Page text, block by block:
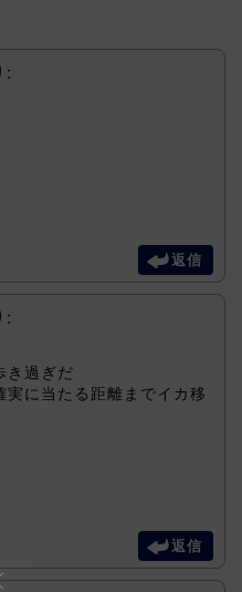
:
返信
:
き過ぎだ
に当たる距離までイカ移
返信